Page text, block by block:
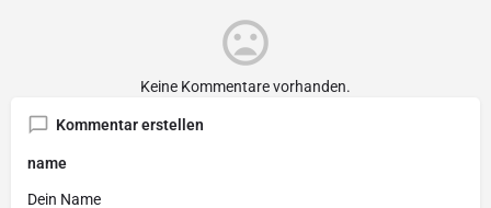
Keine Kommentare vorhanden.
Kommentar erstellen
name